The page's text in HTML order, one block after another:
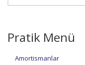
Pratik Menü
Amortismanlar